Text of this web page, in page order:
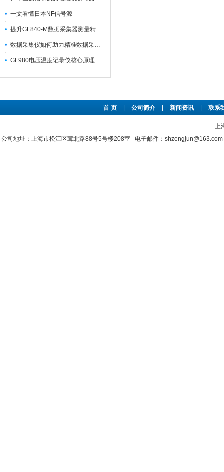
一文看懂日本NF信号源
提升GL840-M数据采集器测量精度的操作秘籍
数据采集仪如何助力精准数据采集与分析？​
GL980电压温度记录仪核心原理及行业应用
首 页 公司简介 新闻资讯 联系
上
公司地址：上海市松江区茸北路88号5号楼208室 电子邮件：